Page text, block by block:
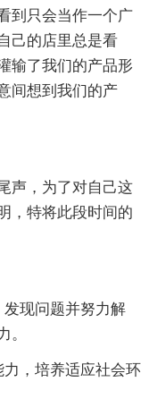
到只会当作一个广
己的店里总是看
输了我们的产品形
间想到我们的产
，为了对自己这
，特将此段时间的
现问题并努力解
。
，培养适应社会环